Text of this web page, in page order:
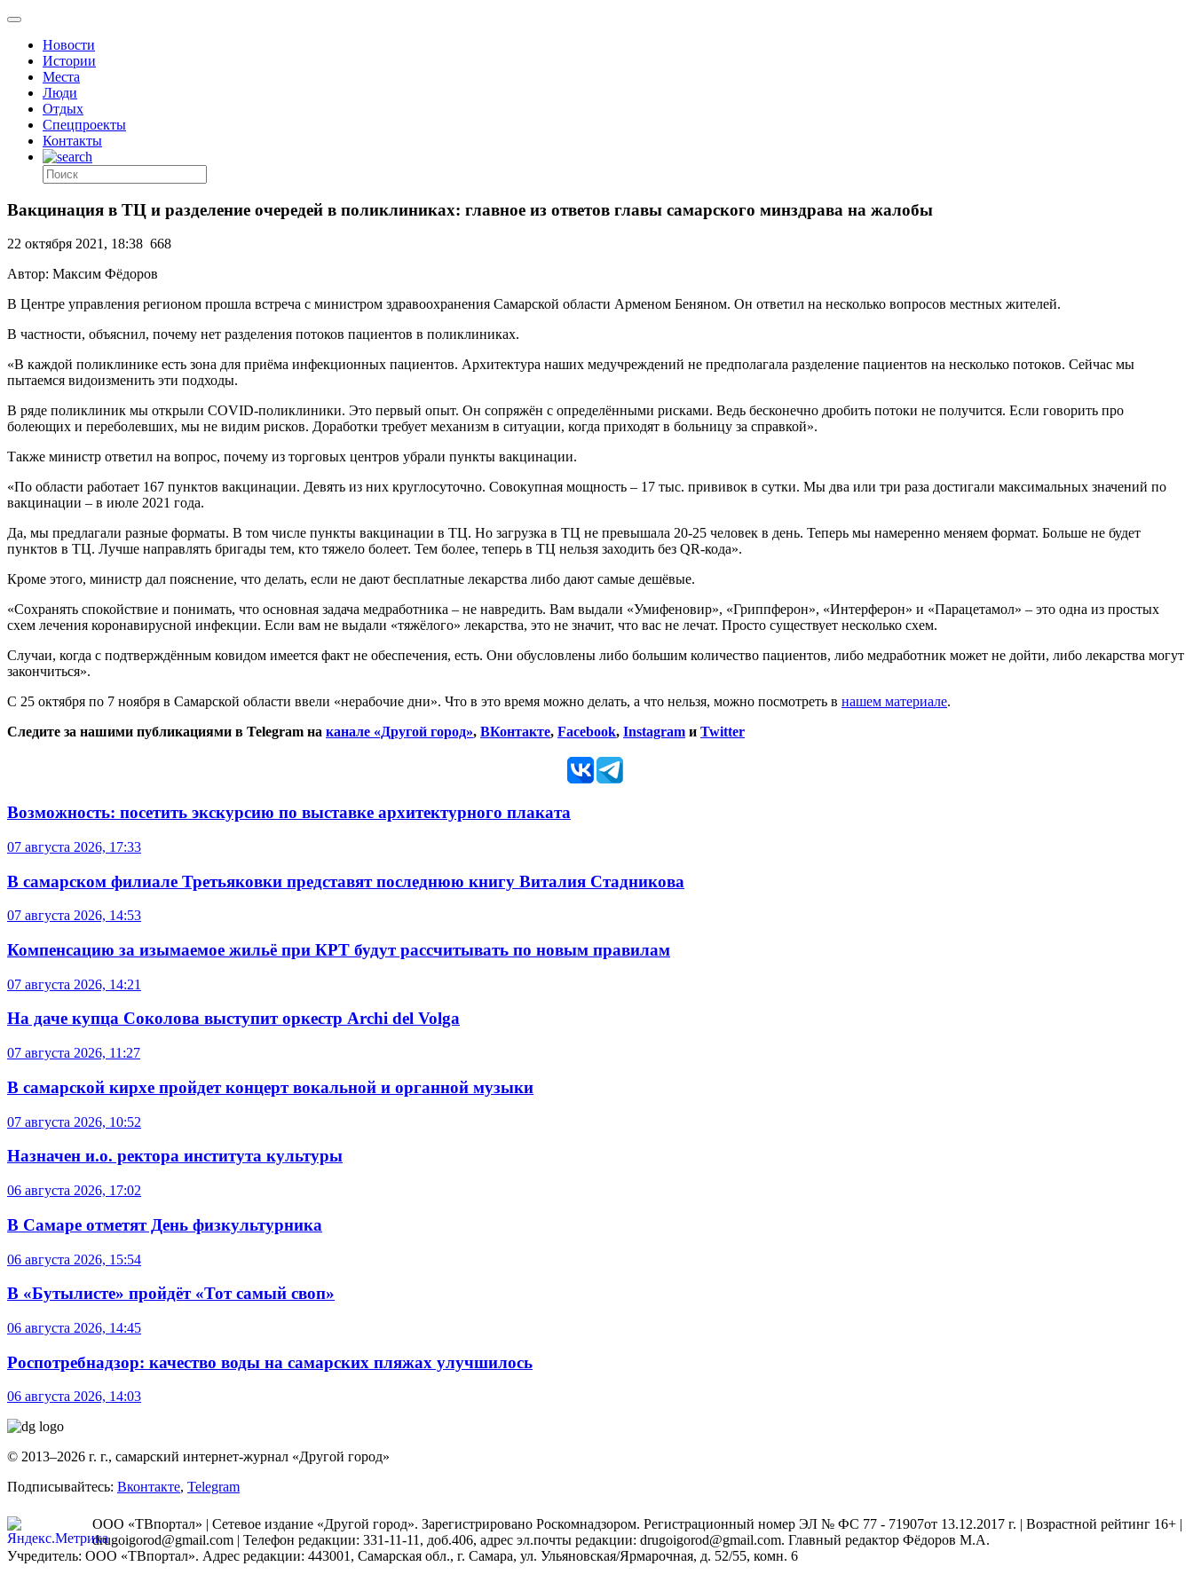
Новости
Истории
Места
Люди
Отдых
Спецпроекты
Контакты
Вакцинация в ТЦ и разделение очередей в поликлиниках: главное из ответов главы самарского минздрава на жалобы
22 октября 2021, 18:38 668
Автор: Максим Фёдоров
В Центре управления регионом прошла встреча с министром здравоохранения Самарской области Арменом Беняном. Он ответил на несколько вопросов местных жителей.
В частности, объяснил, почему нет разделения потоков пациентов в поликлиниках.
«В каждой поликлинике есть зона для приёма инфекционных пациентов. Архитектура наших медучреждений не предполагала разделение пациентов на несколько потоков. Сейчас мы
пытаемся видоизменить эти подходы.
В ряде поликлиник мы открыли COVID-поликлиники. Это первый опыт. Он сопряжён с определёнными рисками. Ведь бесконечно дробить потоки не получится. Если говорить про
болеющих и переболевших, мы не видим рисков. Доработки требует механизм в ситуации, когда приходят в больницу за справкой».
Также министр ответил на вопрос, почему из торговых центров убрали пункты вакцинации.
«По области работает 167 пунктов вакцинации. Девять из них круглосуточно. Совокупная мощность – 17 тыс. прививок в сутки. Мы два или три раза достигали максимальных значений по
вакцинации – в июле 2021 года.
Да, мы предлагали разные форматы. В том числе пункты вакцинации в ТЦ. Но загрузка в ТЦ не превышала 20-25 человек в день. Теперь мы намеренно меняем формат. Больше не будет
пунктов в ТЦ. Лучше направлять бригады тем, кто тяжело болеет. Тем более, теперь в ТЦ нельзя заходить без QR-кода».
Кроме этого, министр дал пояснение, что делать, если не дают бесплатные лекарства либо дают самые дешёвые.
«Сохранять спокойствие и понимать, что основная задача медработника – не навредить. Вам выдали «Умифеновир», «Гриппферон», «Интерферон» и «Парацетамол» – это одна из простых
схем лечения коронавирусной инфекции. Если вам не выдали «тяжёлого» лекарства, это не значит, что вас не лечат. Просто существует несколько схем.
Случаи, когда с подтверждённым ковидом имеется факт не обеспечения, есть. Они обусловлены либо большим количество пациентов, либо медработник может не дойти, либо лекарства могут
закончиться».
С 25 октября по 7 ноября в Самарской области ввели «нерабочие дни». Что в это время можно делать, а что нельзя, можно посмотреть в нашем материале.
Следите за нашими публикациями в Telegram на канале «Другой город», ВКонтакте, Facebook, Instagram и Twitter
Возможность: посетить экскурсию по выставке архитектурного плаката
07 августа 2026, 17:33
В самарском филиале Третьяковки представят последнюю книгу Виталия Стадникова
07 августа 2026, 14:53
Компенсацию за изымаемое жильё при КРТ будут рассчитывать по новым правилам
07 августа 2026, 14:21
На даче купца Соколова выступит оркестр Archi del Volga
07 августа 2026, 11:27
В самарской кирхе пройдет концерт вокальной и органной музыки
07 августа 2026, 10:52
Назначен и.о. ректора института культуры
06 августа 2026, 17:02
В Самаре отметят День физкультурника
06 августа 2026, 15:54
В «Бутылисте» пройдёт «Тот самый своп»
06 августа 2026, 14:45
Роспотребнадзор: качество воды на самарских пляжах улучшилось
06 августа 2026, 14:03
© 2013–2026 г. г., самарский интернет-журнал «Другой город»
Подписывайтесь: Вконтакте, Telegram
ООО «ТВпортал» | Сетевое издание «Другой город». Зарегистрировано Роскомнадзором. Регистрационный номер ЭЛ № ФС 77 - 71907от 13.12.2017 г. | Возрастной рейтинг 16+ |
drugoigorod@gmail.com | Телефон редакции: 331-11-11, доб.406, адрес эл.почты редакции: drugoigorod@gmail.com. Главный редактор Фёдоров М.А.
Учредитель: ООО «ТВпортал». Адрес редакции: 443001, Самарская обл., г. Самара, ул. Ульяновская/Ярмарочная, д. 52/55, комн. 6